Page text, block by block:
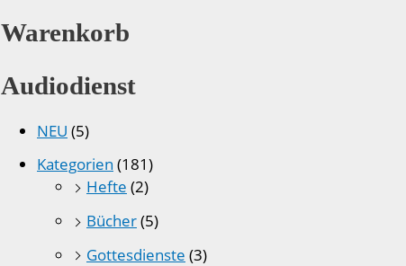
Warenkorb
Audiodienst
NEU (5)
Kategorien (181)
Hefte (2)
Bücher(5)
Gottesdienste (3)